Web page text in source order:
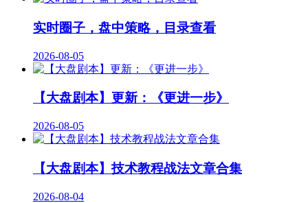
实时圈子，盘中策略，目录查看
2026-08-05
【大盘剧本】更新：《更进一步》
2026-08-05
【大盘剧本】技术教程战法文章合集
2026-08-04